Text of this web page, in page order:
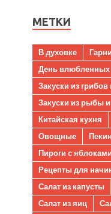
МЕТКИ
В духовке
День влюбленных
Закуски из
Закуски из рыбы и
Китайская кухня
Овощные
Пироги с яблоками
Рецепты для
Салат из капусты
Салат из яиц